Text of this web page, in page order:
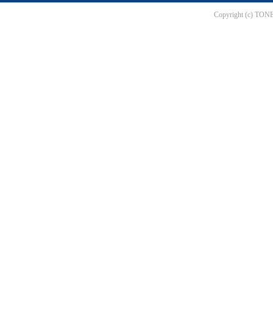
Copyright (c)